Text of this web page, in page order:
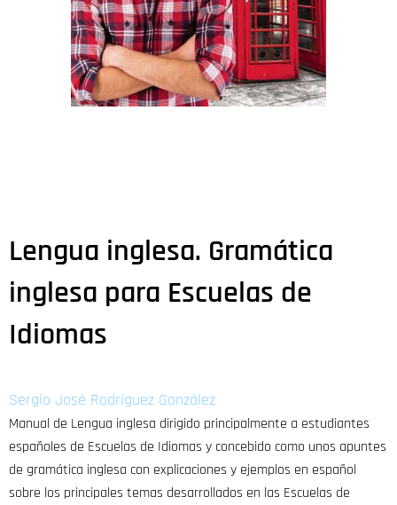
Lengua inglesa. Gramática
inglesa para Escuelas de
Idiomas
Sergio José Rodríguez González
Manual de Lengua inglesa dirigido principalmente a estudiantes
españoles de Escuelas de Idiomas y concebido como unos apuntes
de gramática inglesa con explicaciones y ejemplos en español
sobre los principales temas desarrollados en las Escuelas de